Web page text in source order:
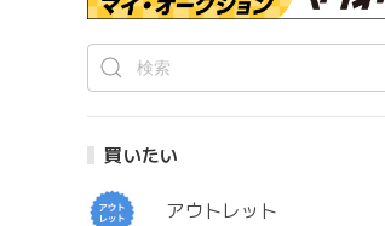
買いたい
アウトレット